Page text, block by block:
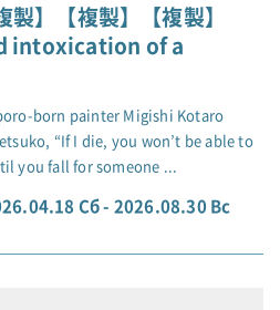
製】【複製】【複製】
intoxication of a
born painter Migishi Kotaro
“If I die, you won’t be able to
you fall for someone ...
Сб - 2026.08.30 Вс